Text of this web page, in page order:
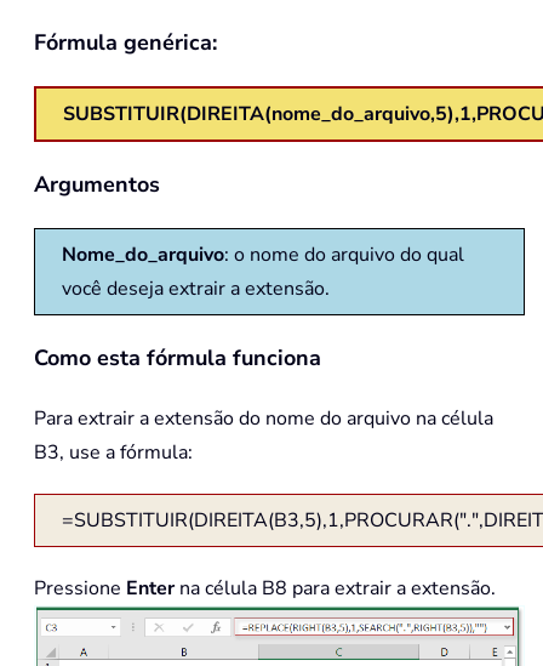
Fórmula genérica:
Argumentos
Nome_do_arquivo: o nome do arquivo do qual
você deseja extrair a extensão.
Como esta fórmula funciona
Para extrair a extensão do nome do arquivo na célula
B3, use a fórmula:
Pressione Enterna célula B8 para extrair a extensão.